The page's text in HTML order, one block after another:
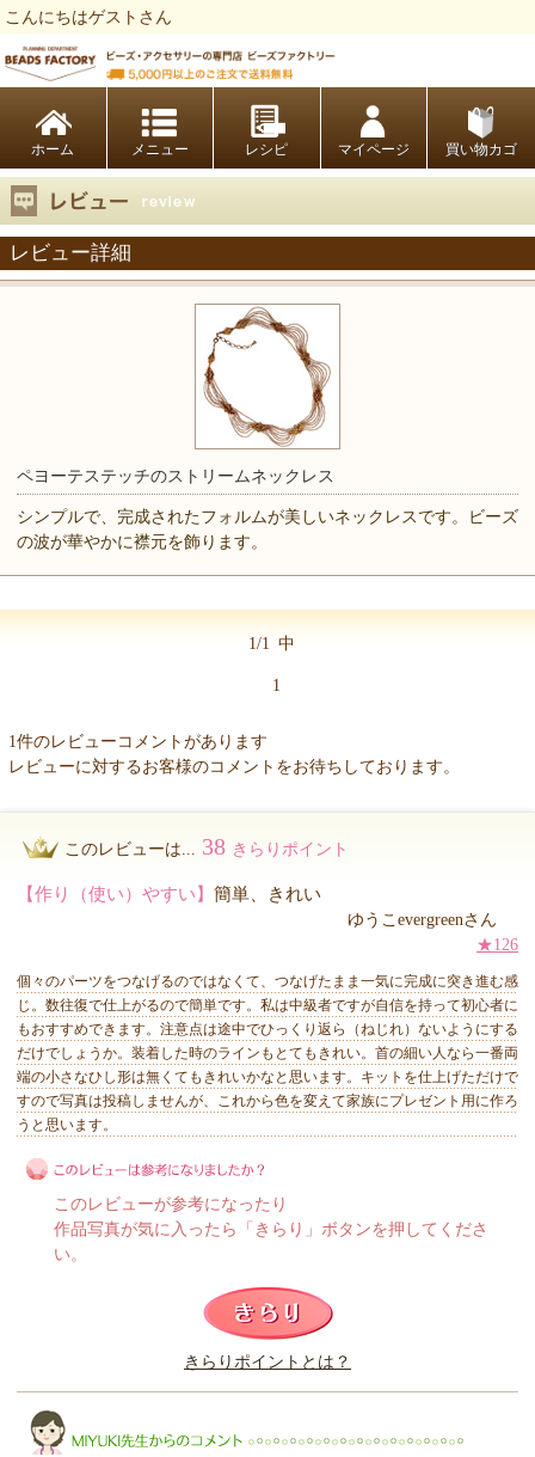
こんにちはゲストさん
ホーム レシピ マイページ 買い物カゴ
レビュー詳細
ペヨーテステッチのストリームネックレス
シンプルで、完成されたフォルムが美しいネックレスです。ビーズ
の波が華やかに襟元を飾ります。
1/1 中
1
1件のレビューコメントがあります
レビューに対するお客様のコメントをお待ちしております。
このレビューは... 38 きらりポイント
【作り（使い）やすい】 簡単、きれい
ゆうこevergreenさん
★126
個々のパーツをつなげるのではなくて、つなげたまま一気に完成に突き進む感
じ。数往復で仕上がるので簡単です。私は中級者ですが自信を持って初心者に
もおすすめできます。注意点は途中でひっくり返ら（ねじれ）ないようにする
だけでしょうか。装着した時のラインもとてもきれい。首の細い人なら一番両
端の小さなひし形は無くてもきれいかなと思います。キットを仕上げただけで
すので写真は投稿しませんが、これから色を変えて家族にプレゼント用に作ろ
うと思います。
このレビューは参考になりましたか？
このレビューが参考になったり
作品写真が気に入ったら「きらり」ボタンを押してくださ
い。
きらりポイントとは？